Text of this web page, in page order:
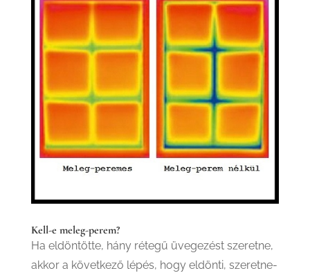
Kell-e meleg-perem?
Ha eldöntötte, hány rétegű üvegezést szeretne,
akkor a következő lépés, hogy eldönti, szeretne-